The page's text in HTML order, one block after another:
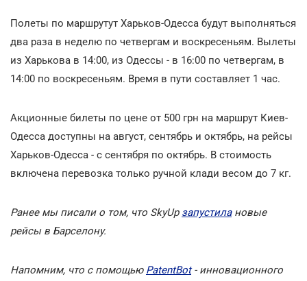
Полеты по маршрутут Харьков-Одесса будут выполняться
два раза в неделю по четвергам и воскресеньям. Вылеты
из Харькова в 14:00, из Одессы - в 16:00 по четвергам, в
14:00 по воскресеньям. Время в пути составляет 1 час.
Акционные билеты по цене от 500 грн на маршрут Киев-
Одесса доступны на август, сентябрь и октябрь, на рейсы
Харьков-Одесса - с сентября по октябрь. В стоимость
включена перевозка только ручной клади весом до 7 кг.
Ранее мы писали о том, что SkyUp запустилановые
рейсы в Барселону.
Напомним, что с помощью PatentBot- инновационного